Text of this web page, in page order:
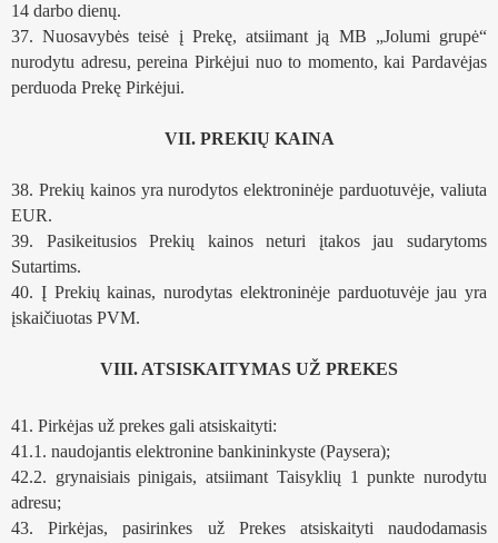
14 darbo dienų.
37. Nuosavybės teisė į Prekę, atsiimant ją MB „Jolumi grupė“
nurodytu adresu, pereina Pirkėjui nuo to momento, kai Pardavėjas
perduoda Prekę Pirkėjui.
VII. PREKIŲ KAINA
38. Prekių kainos yra nurodytos elektroninėje parduotuvėje, valiuta
EUR.
39. Pasikeitusios Prekių kainos neturi įtakos jau sudarytoms
Sutartims.
40. Į Prekių kainas, nurodytas elektroninėje parduotuvėje jau yra
įskaičiuotas PVM.
VIII. ATSISKAITYMAS UŽ PREKES
41. Pirkėjas už prekes gali atsiskaityti:
41.1. naudojantis elektronine bankininkyste (Paysera);
42.2. grynaisiais pinigais, atsiimant Taisyklių 1 punkte nurodytu
adresu;
43. Pirkėjas, pasirinkes už Prekes atsiskaityti naudodamasis